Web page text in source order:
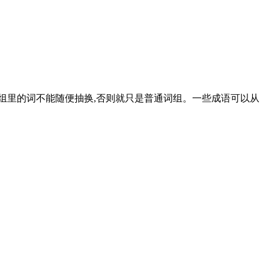
的词不能随便抽换,否则就只是普通词组。一些成语可以从